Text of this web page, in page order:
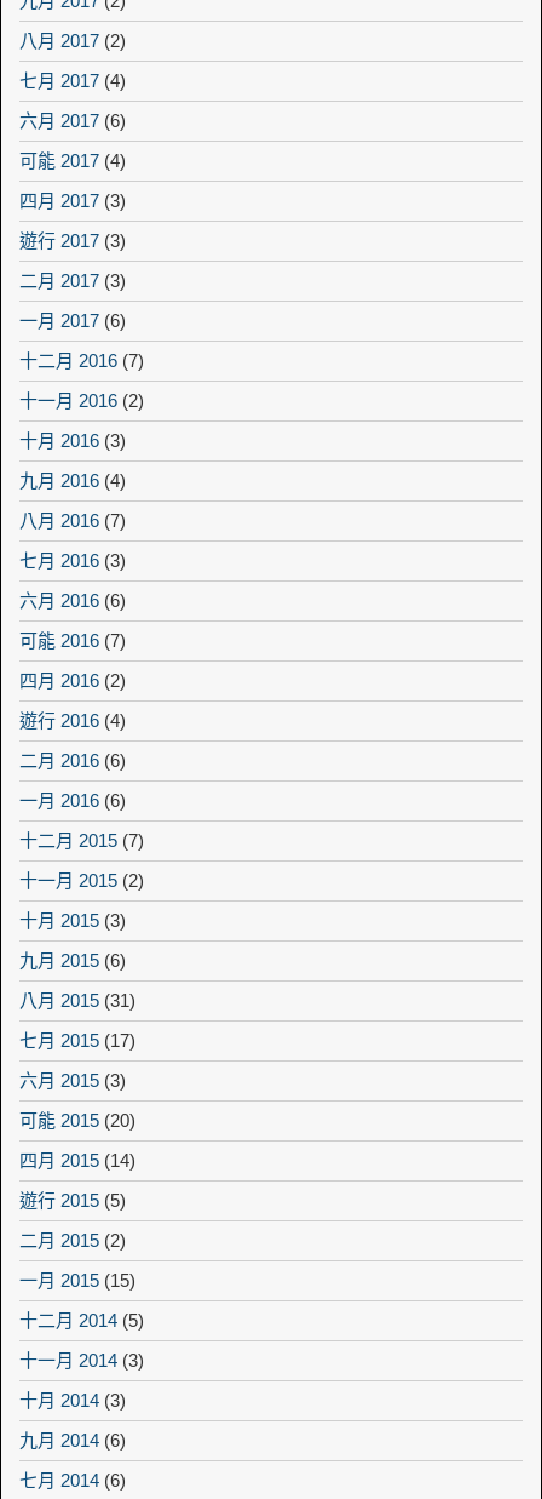
八月 2017 (2)
七月 2017 (4)
六月 2017 (6)
可能 2017 (4)
四月 2017 (3)
遊行 2017 (3)
二月 2017 (3)
一月 2017 (6)
十二月 2016 (7)
十一月 2016 (2)
十月 2016 (3)
九月 2016 (4)
八月 2016 (7)
七月 2016 (3)
六月 2016 (6)
可能 2016 (7)
四月 2016 (2)
遊行 2016 (4)
二月 2016 (6)
一月 2016 (6)
十二月 2015 (7)
十一月 2015 (2)
十月 2015 (3)
九月 2015 (6)
八月 2015 (31)
七月 2015 (17)
六月 2015 (3)
可能 2015 (20)
四月 2015 (14)
遊行 2015 (5)
二月 2015 (2)
一月 2015 (15)
十二月 2014 (5)
十一月 2014 (3)
十月 2014 (3)
九月 2014 (6)
七月 2014 (6)